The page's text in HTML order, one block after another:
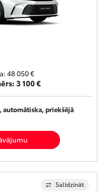
48 050 €
3 100 €
automātiska, priekšējā
Salīdzināt